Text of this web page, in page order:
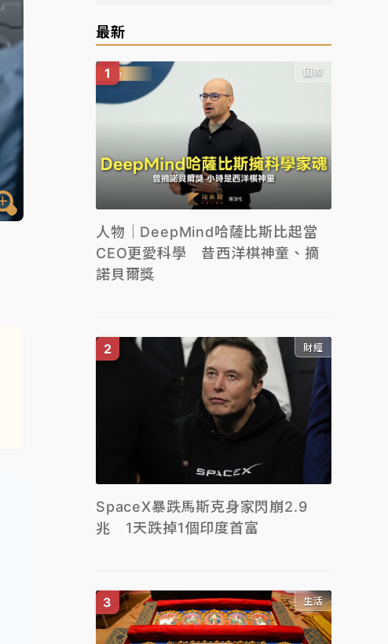
最新
國際
人物｜DeepMind哈薩比斯比起當
CEO更愛科學 昔西洋棋神童、摘
諾貝爾獎
財經
SpaceX暴跌馬斯克身家閃崩2.9
兆 1天跌掉1個印度首富
生活